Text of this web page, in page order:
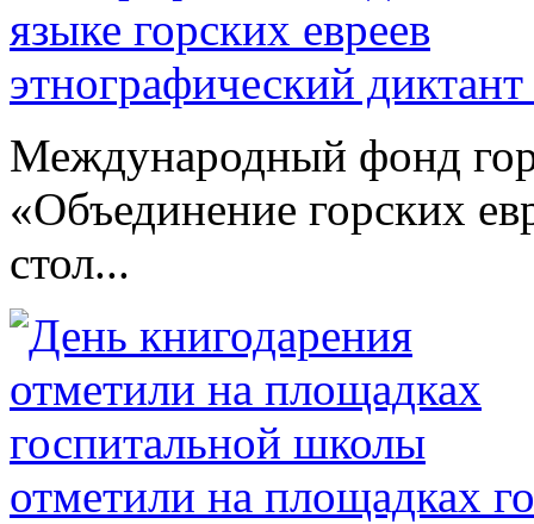
этнографический
Международный фонд
«Объединение горских
стол...
отметили на площадках